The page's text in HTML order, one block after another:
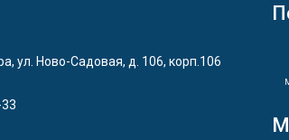
ул. Ново-Садовая, д. 106, корп.106